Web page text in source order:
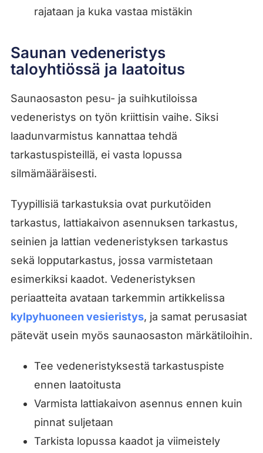
rajataan ja kuka vastaa mistäkin
Saunan vedeneristys
taloyhtiössä ja laatoitus
Saunaosaston pesu- ja suihkutiloissa
vedeneristys on työn kriittisin vaihe. Siksi
laadunvarmistus kannattaa tehdä
tarkastuspisteillä, ei vasta lopussa
silmämääräisesti.
Tyypillisiä tarkastuksia ovat purkutöiden
tarkastus, lattiakaivon asennuksen tarkastus,
seinien ja lattian vedeneristyksen tarkastus
sekä lopputarkastus, jossa varmistetaan
esimerkiksi kaadot. Vedeneristyksen
periaatteita avataan tarkemmin artikkelissa
kylpyhuoneen vesieristys, ja samat perusasiat
pätevät usein myös saunaosaston märkätiloihin.
Tee vedeneristyksestä tarkastuspiste
ennen laatoitusta
Varmista lattiakaivon asennus ennen kuin
pinnat suljetaan
Tarkista lopussa kaadot ja viimeistely